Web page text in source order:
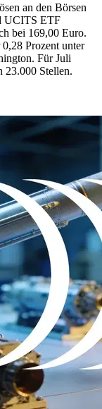
an den Börsen
UCITS ETF
bei 169,00 Euro.
Prozent unter
Für Juli
23.000 Stellen.